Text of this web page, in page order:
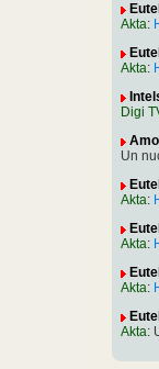
Akta:
Akta:
Digi
Un
Akta:
Akta:
Akta:
Akta: